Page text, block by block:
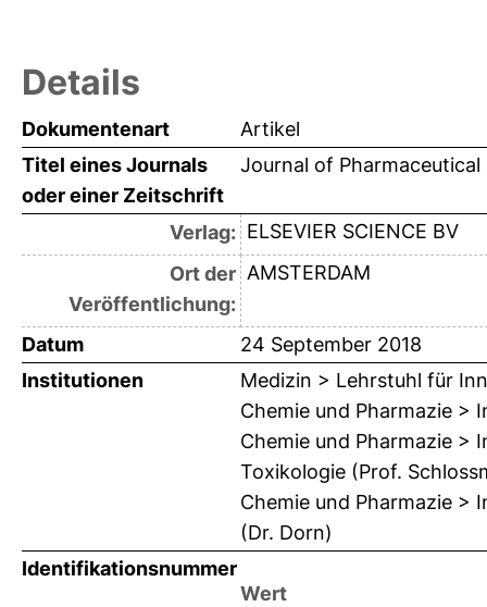
Details
Dokumentenart
Artikel
Titel eines Journals
oder einer Zeitschrift
Journal of
Verlag: ELSEVIER SCIENCE BV
Ort der
Veröffentlichung:
AMSTERDAM
Datum
24 September 2018
Institutionen
Medizin > Lehrstuhl für
Chemie und Pharmazie >
Chemie und Pharmazie >
Toxikologie (Prof.
Chemie und Pharmazie >
(Dr. Dorn)
Identifikationsnummer
Wert